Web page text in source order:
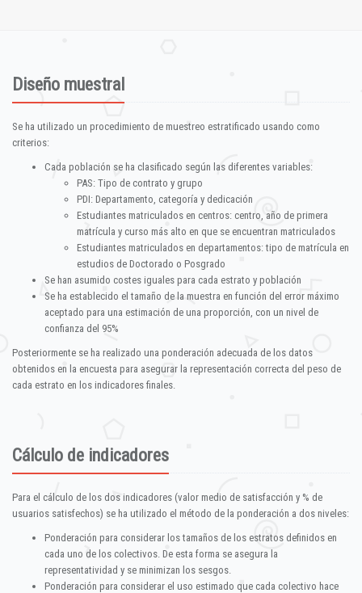
Diseño muestral
Se ha utilizado un procedimiento de muestreo estratificado usando como
criterios:
Cada población se ha clasificado según las diferentes variables:
PAS: Tipo de contrato y grupo
PDI: Departamento, categoría y dedicación
Estudiantes matriculados en centros: centro, año de primera
matrícula y curso más alto en que se encuentran matriculados
Estudiantes matriculados en departamentos: tipo de matrícula en
estudios de Doctorado o Posgrado
Se han asumido costes iguales para cada estrato y población
Se ha establecido el tamaño de la muestra en función del error máximo
aceptado para una estimación de una proporción, con un nivel de
confianza del 95%
Posteriormente se ha realizado una ponderación adecuada de los datos
obtenidos en la encuesta para asegurar la representación correcta del peso de
cada estrato en los indicadores finales.
Cálculo de indicadores
Para el cálculo de los dos indicadores (valor medio de satisfacción y % de
usuarios satisfechos) se ha utilizado el método de la ponderación a dos niveles:
Ponderación para considerar los tamaños de los estratos definidos en
cada uno de los colectivos. De esta forma se asegura la
representatividad y se minimizan los sesgos.
Ponderación para considerar el uso estimado que cada colectivo hace